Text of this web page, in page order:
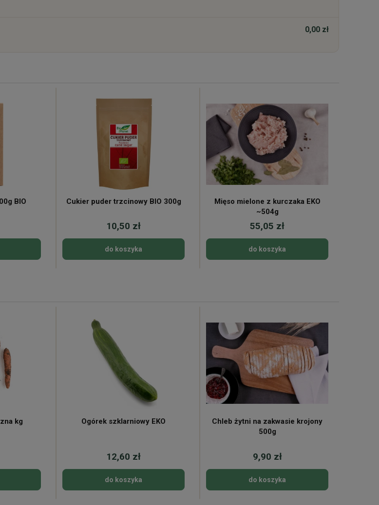
0,00 zł
BIO Cukier puder trzcinowy BIO 300g
10,50 zł
do koszyka
Mięso mielone z kurczaka EKO
~504g
55,05 zł
do koszyka
kg Ogórek szklarniowy EKO
12,60 zł
do koszyka
Chleb żytni na zakwasie krojony
500g
9,90 zł
do koszyka